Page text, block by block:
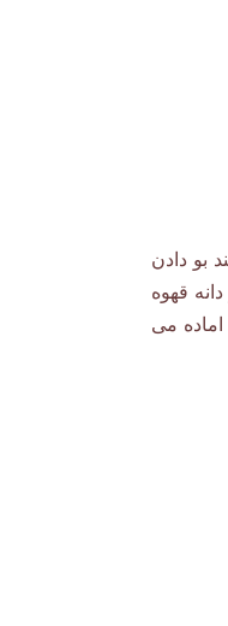
بو دادن
قهوه
می